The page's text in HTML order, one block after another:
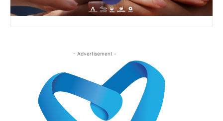
- Advertisement -